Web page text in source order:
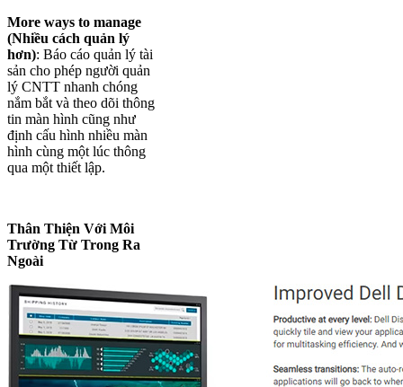
More ways to manage
(Nhiều cách quản lý
hơn): Báo cáo quản lý tài
sản cho phép người quản
lý CNTT nhanh chóng
nắm bắt và theo dõi thông
tin màn hình cũng như
định cấu hình nhiều màn
hình cùng một lúc thông
qua một thiết lập.
Thân Thiện Với Môi
Trường Từ Trong Ra
Ngoài